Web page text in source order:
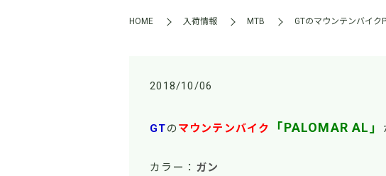
HOME 入荷情報 MTB GTのマウンテンバイク
2018/10/06
GTの マウンテンバイク 「PALOMAR AL」
カラー： ガン